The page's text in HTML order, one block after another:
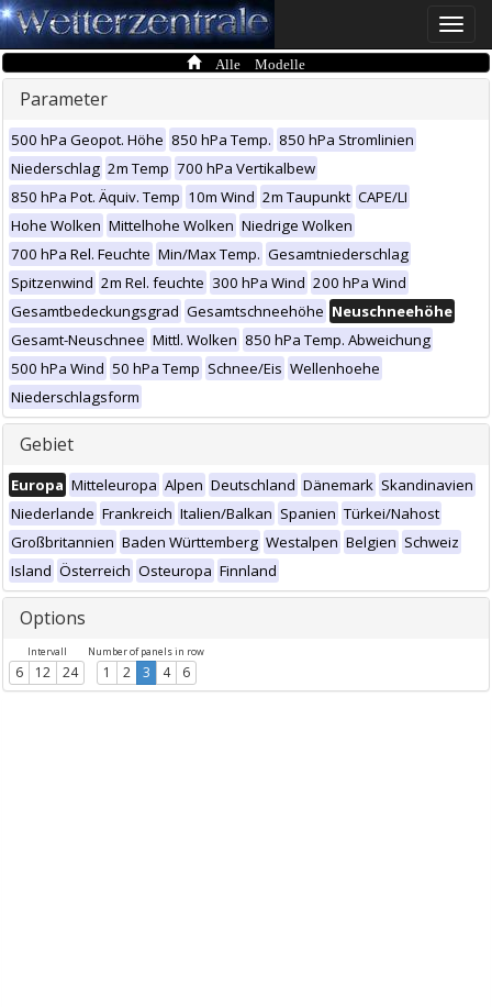
Toggle
Alle Modelle
Parameter
500 hPa Geopot. Höhe 850 hPa Temp. 850 hPa Stromlinien
Niederschlag 2m Temp 700 hPa Vertikalbew
850 hPa Pot. Äquiv. Temp 10m Wind 2m Taupunkt CAPE/LI
Hohe Wolken Mittelhohe Wolken Niedrige Wolken
700 hPa Rel. Feuchte Min/Max Temp. Gesamtniederschlag
Spitzenwind 2m Rel. feuchte 300 hPa Wind 200 hPa Wind
Gesamtbedeckungsgrad Gesamtschneehöhe Neuschneehöhe
Gesamt-Neuschnee Mittl. Wolken 850 hPa Temp. Abweichung
500 hPa Wind 50 hPa Temp Schnee/Eis Wellenhoehe
Niederschlagsform
Gebiet
Europa Mitteleuropa Alpen Deutschland Dänemark Skandinavien
Niederlande Frankreich Italien/Balkan Spanien Türkei/Nahost
Großbritannien Baden Württemberg Westalpen Belgien Schweiz
Island Österreich Osteuropa Finnland
Options
Intervall
6 12 24
Number of panels in row
1 2 3 4 6